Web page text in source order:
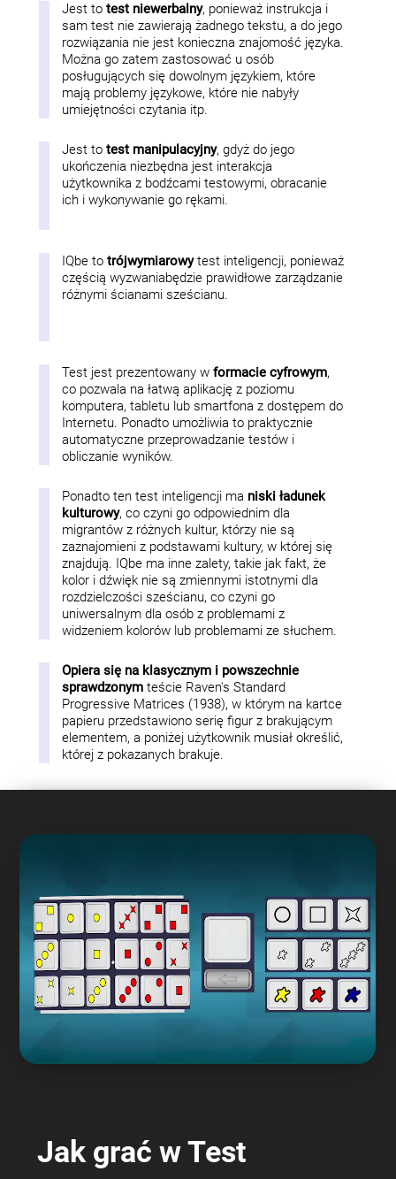
Jest totest niewerbalny, ponieważ instrukcja i
sam test nie zawierają żadnego tekstu, a do jego
rozwiązania nie jest konieczna znajomość języka.
Można go zatem zastosować u osób
posługujących się dowolnym językiem, które
mają problemy językowe, które nie nabyły
umiejętności czytania itp.
Jest totest manipulacyjny, gdyż do jego
ukończenia niezbędna jest interakcja
użytkownika z bodźcami testowymi, obracanie
ich i wykonywanie go rękami.
IQbe totrójwymiarowytest inteligencji, ponieważ
częścią wyzwaniabędzie prawidłowe zarządzanie
różnymi ścianami sześcianu.
Test jest prezentowany wformacie cyfrowym,
co pozwala na łatwą aplikację z poziomu
komputera, tabletu lub smartfona z dostępem do
Internetu. Ponadto umożliwia to praktycznie
automatyczne przeprowadzanie testów i
obliczanie wyników.
Ponadto ten test inteligencji ma niski ładunek
kulturowy, co czyni go odpowiednim dla
migrantów z różnych kultur, którzy nie są
zaznajomieni z podstawami kultury, w której się
znajdują. IQbe ma inne zalety, takie jak fakt, że
kolor i dźwięk nie są zmiennymi istotnymi dla
rozdzielczości sześcianu, co czyni go
uniwersalnym dla osób z problemami z
widzeniem kolorów lub problemami ze słuchem.
Opiera się na klasycznym i powszechnie
sprawdzonym teście Raven's Standard
Progressive Matrices (1938), w którym na kartce
papieru przedstawiono serię figur z brakującym
elementem, a poniżej użytkownik musiał określić,
której z pokazanych brakuje.
Jak grać w Test